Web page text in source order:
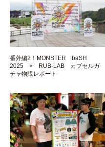
番外編2！MONSTER baSH
2025 × RUB-LAB カプセルガ
チャ物販レポート